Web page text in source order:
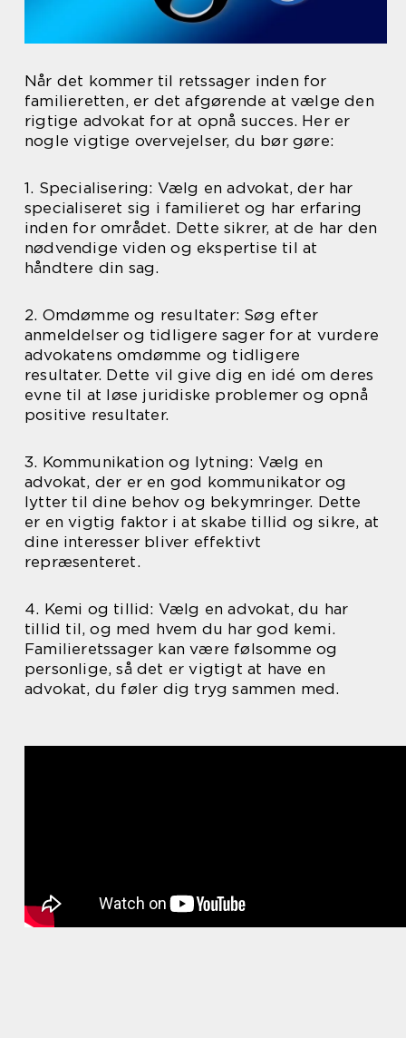
Når det kommer til retssager inden for
familieretten, er det afgørende at vælge den
rigtige advokat for at opnå succes. Her er
nogle vigtige overvejelser, du bør gøre:
1. Specialisering: Vælg en advokat, der har
specialiseret sig i familieret og har erfaring
inden for området. Dette sikrer, at de har den
nødvendige viden og ekspertise til at
håndtere din sag.
2. Omdømme og resultater: Søg efter
anmeldelser og tidligere sager for at vurdere
advokatens omdømme og tidligere
resultater. Dette vil give dig en idé om deres
evne til at løse juridiske problemer og opnå
positive resultater.
3. Kommunikation og lytning: Vælg en
advokat, der er en god kommunikator og
lytter til dine behov og bekymringer. Dette
er en vigtig faktor i at skabe tillid og sikre, at
dine interesser bliver effektivt
repræsenteret.
4. Kemi og tillid: Vælg en advokat, du har
tillid til, og med hvem du har god kemi.
Familieretssager kan være følsomme og
personlige, så det er vigtigt at have en
advokat, du føler dig tryg sammen med.